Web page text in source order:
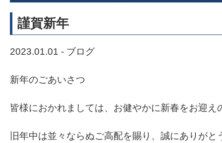
謹賀新年
2023.01.01 - ブログ
新年のごあいさつ
皆様におかれましては、お健やかに新春をお迎え
旧年中は並々ならぬご高配を賜り、誠にありがと